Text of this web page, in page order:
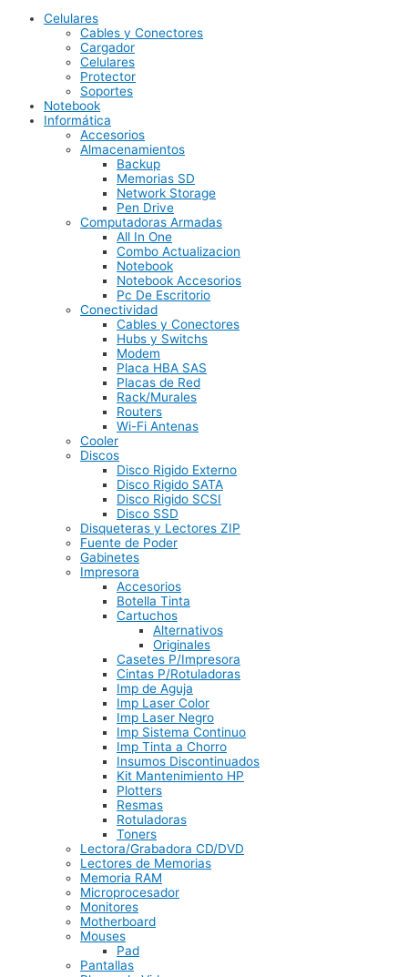
Celulares
Cables y Conectores
Cargador
Celulares
Protector
Soportes
Notebook
Informática
Accesorios
Almacenamientos
Backup
Memorias SD
Network Storage
Pen Drive
Computadoras Armadas
All In One
Combo Actualizacion
Notebook
Notebook Accesorios
Pc De Escritorio
Conectividad
Cables y Conectores
Hubs y Switchs
Modem
Placa HBA SAS
Placas de Red
Rack/Murales
Routers
Wi-Fi Antenas
Cooler
Discos
Disco Rigido Externo
Disco Rigido SATA
Disco Rigido SCSI
Disco SSD
Disqueteras y Lectores ZIP
Fuente de Poder
Gabinetes
Impresora
Accesorios
Botella Tinta
Cartuchos
Alternativos
Originales
Casetes P/Impresora
Cintas P/Rotuladoras
Imp de Aguja
Imp Laser Color
Imp Laser Negro
Imp Sistema Continuo
Imp Tinta a Chorro
Insumos Discontinuados
Kit Mantenimiento HP
Plotters
Resmas
Rotuladoras
Toners
Lectora/Grabadora CD/DVD
Lectores de Memorias
Memoria RAM
Microprocesador
Monitores
Motherboard
Mouses
Pad
Pantallas